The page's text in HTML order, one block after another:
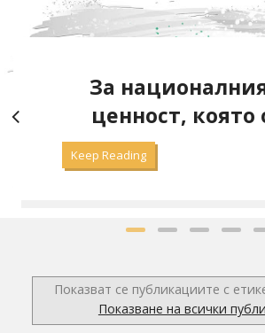
За
ценност,
Keep Reading
Показват се публикациите с
Показване на всички